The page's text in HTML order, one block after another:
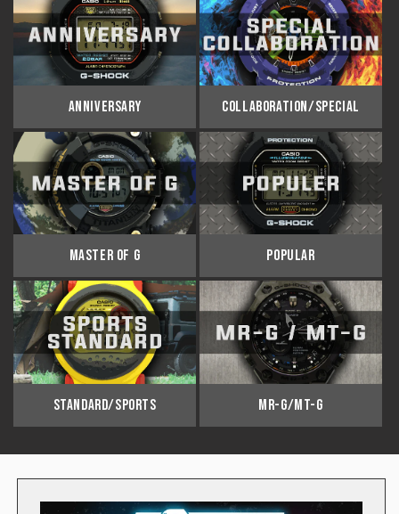
ANNIVERSARY COLLABORATION/SPECIAL
MASTER OF G POPULAR
STANDARD/SPORTS MR-G/MT-G